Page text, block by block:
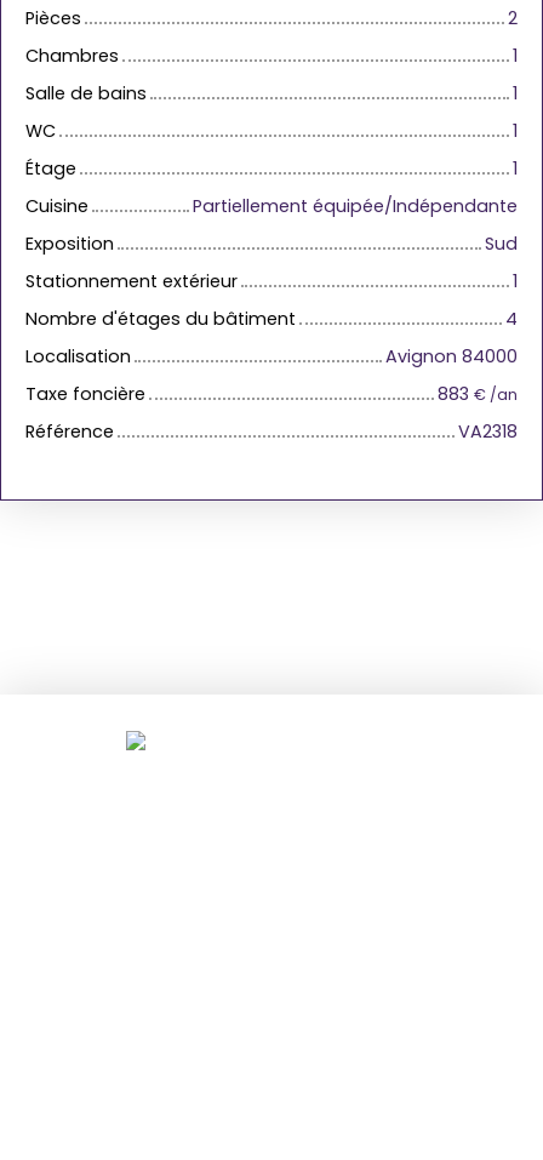
Pièces
2
Chambres
1
Salle de bains
1
WC
1
Étage
1
Cuisine
Partiellement équipée/Indépendante
Exposition
Sud
Stationnement extérieur
1
Nombre d'étages du bâtiment
4
Localisation
Avignon 84000
Taxe foncière
883 € /an
Référence VA2318